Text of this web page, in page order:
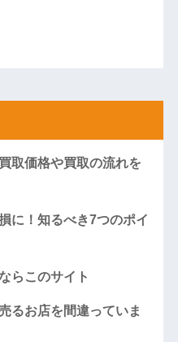
取価格や買取の流れを
に！知るべき7つのポイ
らこのサイト
るお店を間違っていま